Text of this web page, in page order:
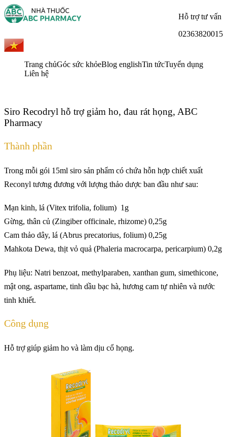
Hỗ trợ tư vấn
02363820015
Trang chủGóc sức khỏeBlog englishTin tứcTuyển dụng
Liên hệ
Siro Recodryl hỗ trợ giảm ho, đau rát họng, ABC
Pharmacy
Thành phần
Trong mỗi gói 15ml siro sản phẩm có chứa hỗn hợp chiết xuất
Reconyl tương đương với lượng thảo dược ban đầu như sau:
Mạn kinh, lá (Vitex trifolia, folium) 1g
Gừng, thân củ (Zingiber officinale, rhizome) 0,25g
Cam thảo dây, lá (Abrus precatorius, folium) 0,25g
Mahkota Dewa, thịt vỏ quả (Phaleria macrocarpa, pericarpium) 0,2g
Phụ liệu: Natri benzoat, methylparaben, xanthan gum, simethicone,
mật ong, aspartame, tinh dầu bạc hà, hương cam tự nhiên và nước
tinh khiết.
Công dụng
Hỗ trợ giúp giảm ho và làm dịu cổ họng.